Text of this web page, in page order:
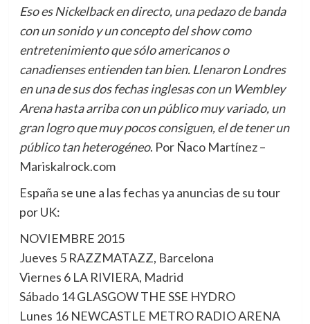
Eso es Nickelback en directo, una pedazo de banda
con un sonido y un concepto del show como
entretenimiento que sólo americanos o
canadienses entienden tan bien. Llenaron Londres
en una de sus dos fechas inglesas con un Wembley
Arena hasta arriba con un público muy variado, un
gran logro que muy pocos consiguen, el de tener un
público tan heterogéneo. Por Ñaco Martínez –
Mariskalrock.com
España se une a las fechas ya anuncias de su tour
por UK:
NOVIEMBRE 2015
Jueves 5 RAZZMATAZZ, Barcelona
Viernes 6 LA RIVIERA, Madrid
Sábado 14 GLASGOW THE SSE HYDRO
Lunes 16 NEWCASTLE METRO RADIO ARENA